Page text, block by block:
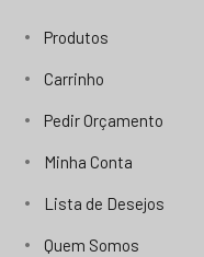
Produtos
Carrinho
Pedir Orçamento
Minha Conta
Lista de Desejos
Quem Somos